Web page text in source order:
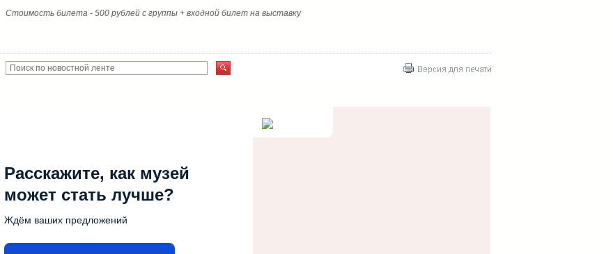
Стоимость билета - 500 рублей с группы + входной билет на выставку
Расскажите, как музей
может стать лучше?
Ждём ваших предложений